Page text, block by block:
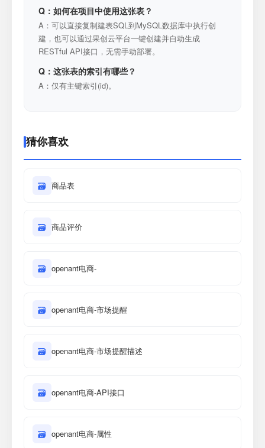
Q：如何在项目中使用这张表？
A：可以直接复制建表SQL到MySQL数据库中执行创
建，也可以通过果创云平台一键创建并自动生成
RESTful API接口，无需手动部署。
Q：这张表的索引有哪些？
A：仅有主键索引(id)。
猜你喜欢
🗃 商品表
🗃 商品评价
🗃 openant电商-
🗃 openant电商-市场提醒
🗃 openant电商-市场提醒描述
🗃 openant电商-API接口
🗃 openant电商-属性